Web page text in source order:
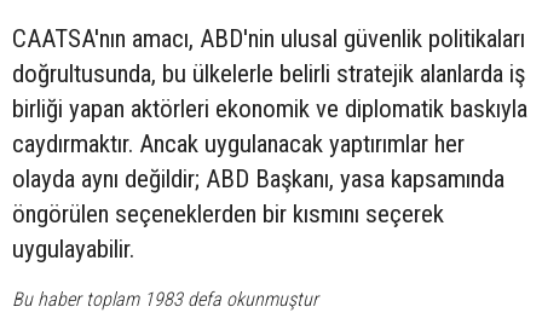
CAATSA'nın amacı, ABD'nin ulusal güvenlik politikaları
doğrultusunda, bu ülkelerle belirli stratejik alanlarda iş
birliği yapan aktörleri ekonomik ve diplomatik baskıyla
caydırmaktır. Ancak uygulanacak yaptırımlar her
olayda aynı değildir; ABD Başkanı, yasa kapsamında
öngörülen seçeneklerden bir kısmını seçerek
uygulayabilir.
Bu haber toplam 1983 defa okunmuştur